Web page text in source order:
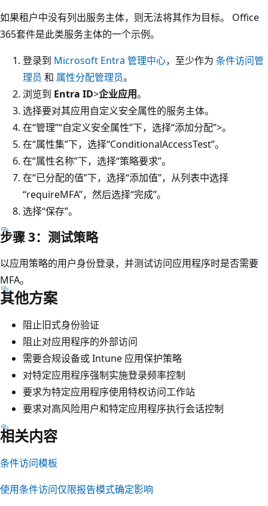
如果租户中没有列出服务主体，则无法将其作为目标。 Office
365套件是此类服务主体的一个示例。
登录到 Microsoft Entra 管理中心，至少作为 条件访问管
理员 和 属性分配管理员。
浏览到 Entra ID>企业应用。
选择要对其应用自定义安全属性的服务主体。
在“管理”“自定义安全属性”下，选择“添加分配”>。
在“属性集”下，选择“ConditionalAccessTest”。
在“属性名称”下，选择“策略要求”。
在“已分配的值”下，选择“添加值”，从列表中选择
“requireMFA”，然后选择“完成”。
选择“保存”。
步骤 3：测试策略
以应用策略的用户身份登录，并测试访问应用程序时是否需要
MFA。
其他方案
阻止旧式身份验证
阻止对应用程序的外部访问
需要合规设备或 Intune 应用保护策略
对特定应用程序强制实施登录频率控制
要求为特定应用程序使用特权访问工作站
要求对高风险用户和特定应用程序执行会话控制
相关内容
条件访问模板
使用条件访问仅限报告模式确定影响